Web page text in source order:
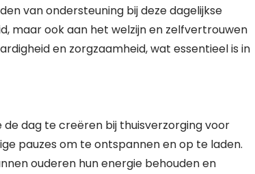
van ondersteuning bij deze dagelijkse
maar ook aan het welzijn en zelfvertrouwen
en zorgzaamheid, wat essentieel is in
dag te creëren bij thuisverzorging voor
pauzes om te ontspannen en op te laden.
ouderen hun energie behouden en